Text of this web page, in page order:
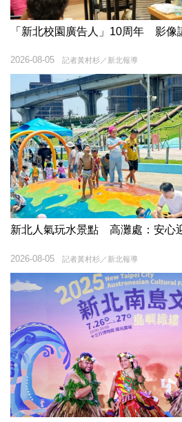
「新北校園廣告人」10周年 影像
記者黃村杉／新北報導
2026-08-05
新北人氣玩水景點 高灘處：安心
記者黃村杉／新北報導
2026-08-05